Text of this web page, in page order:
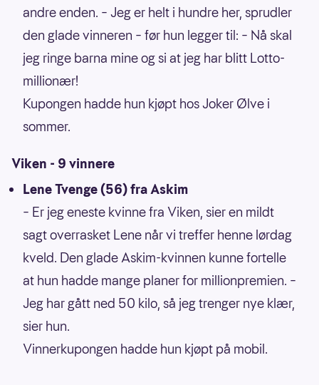
andre enden. – Jeg er helt i hundre her, sprudler
den glade vinneren – før hun legger til: – Nå skal
jeg ringe barna mine og si at jeg har blitt Lotto-
millionær!
Kupongen hadde hun kjøpt hos Joker Ølve i
sommer.
Viken - 9 vinnere
Lene Tvenge (56) fra Askim
– Er jeg eneste kvinne fra Viken, sier en mildt
sagt overrasket Lene når vi treffer henne lørdag
kveld. Den glade Askim-kvinnen kunne fortelle
at hun hadde mange planer for millionpremien. –
Jeg har gått ned 50 kilo, så jeg trenger nye klær,
sier hun.
Vinnerkupongen hadde hun kjøpt på mobil.